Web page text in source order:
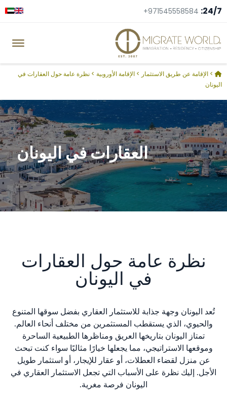
24/7:
+971545558584
> الإقامة عن طريق الاستثمار > الإقامة الأوروبية > نظرة عامة حول العقارات في
اليونان
العقارات في اليونان
نظرة عامة حول العقارات
في اليونان
تُعد اليونان وجهة جذابة للاستثمار العقاري بفضل سوقها المتنوع
والحيوي، الذي يستقطب المستثمرين من مختلف أنحاء العالم.
تمتاز اليونان بتاريخها العريق ومناظرها الطبيعية الساحرة
وموقعها الاستراتيجي، مما يجعلها خيارًا مثاليًا سواء كنت تبحث
عن منزل لقضاء العطلات، أو عقار للإيجار، أو استثمار طويل
الأجل. إليك نظرة على الأسباب التي تجعل الاستثمار العقاري في
اليونان فرصة مغرية.